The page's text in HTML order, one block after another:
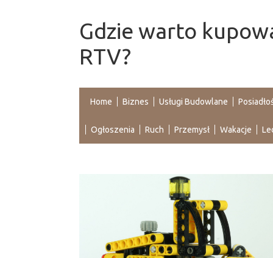
Gdzie warto
RTV?
Home Biznes Usługi Budowlane
Ogłoszenia Ruch Przemysł Wakacje